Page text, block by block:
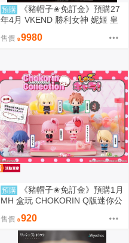
預購
《豬帽子✬免訂金》預購27
年4月 VKEND 勝利女神 妮姬 皇
售價 9980
預購
《豬帽子✬免訂金》預購1月
MH 盒玩 CHOKORIN Q版迷你公
售價 920